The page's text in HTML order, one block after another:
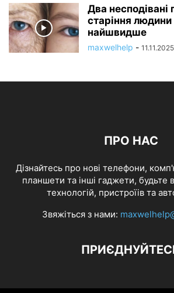
Два несподівані
старіння
найшвидше
maxwelhelp - 11.11.2025
ПРО НАС
Дізнайтесь про нові телефони,
планшети та інші гаджети, будьте
технологій, пристроїів та
Звяжіться з нами: